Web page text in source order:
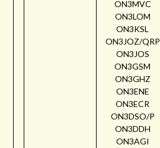
ON3MVC
ON3LOM
ON3KSL
ON3JOZ/QRP
ON3JOS
ON3GSM
ON3GHZ
ON3ENE
ON3ECR
ON3DSO/P
ON3DDH
ON3AGI